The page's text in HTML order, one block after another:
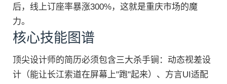
后，线上订座率暴涨300%，这就是重庆市场的魔
力。
核心技能图谱
顶尖设计师的简历必须包含三大杀手锏：动态视差设
计（能让长江索道在屏幕上"跑"起来）、方言UI适配